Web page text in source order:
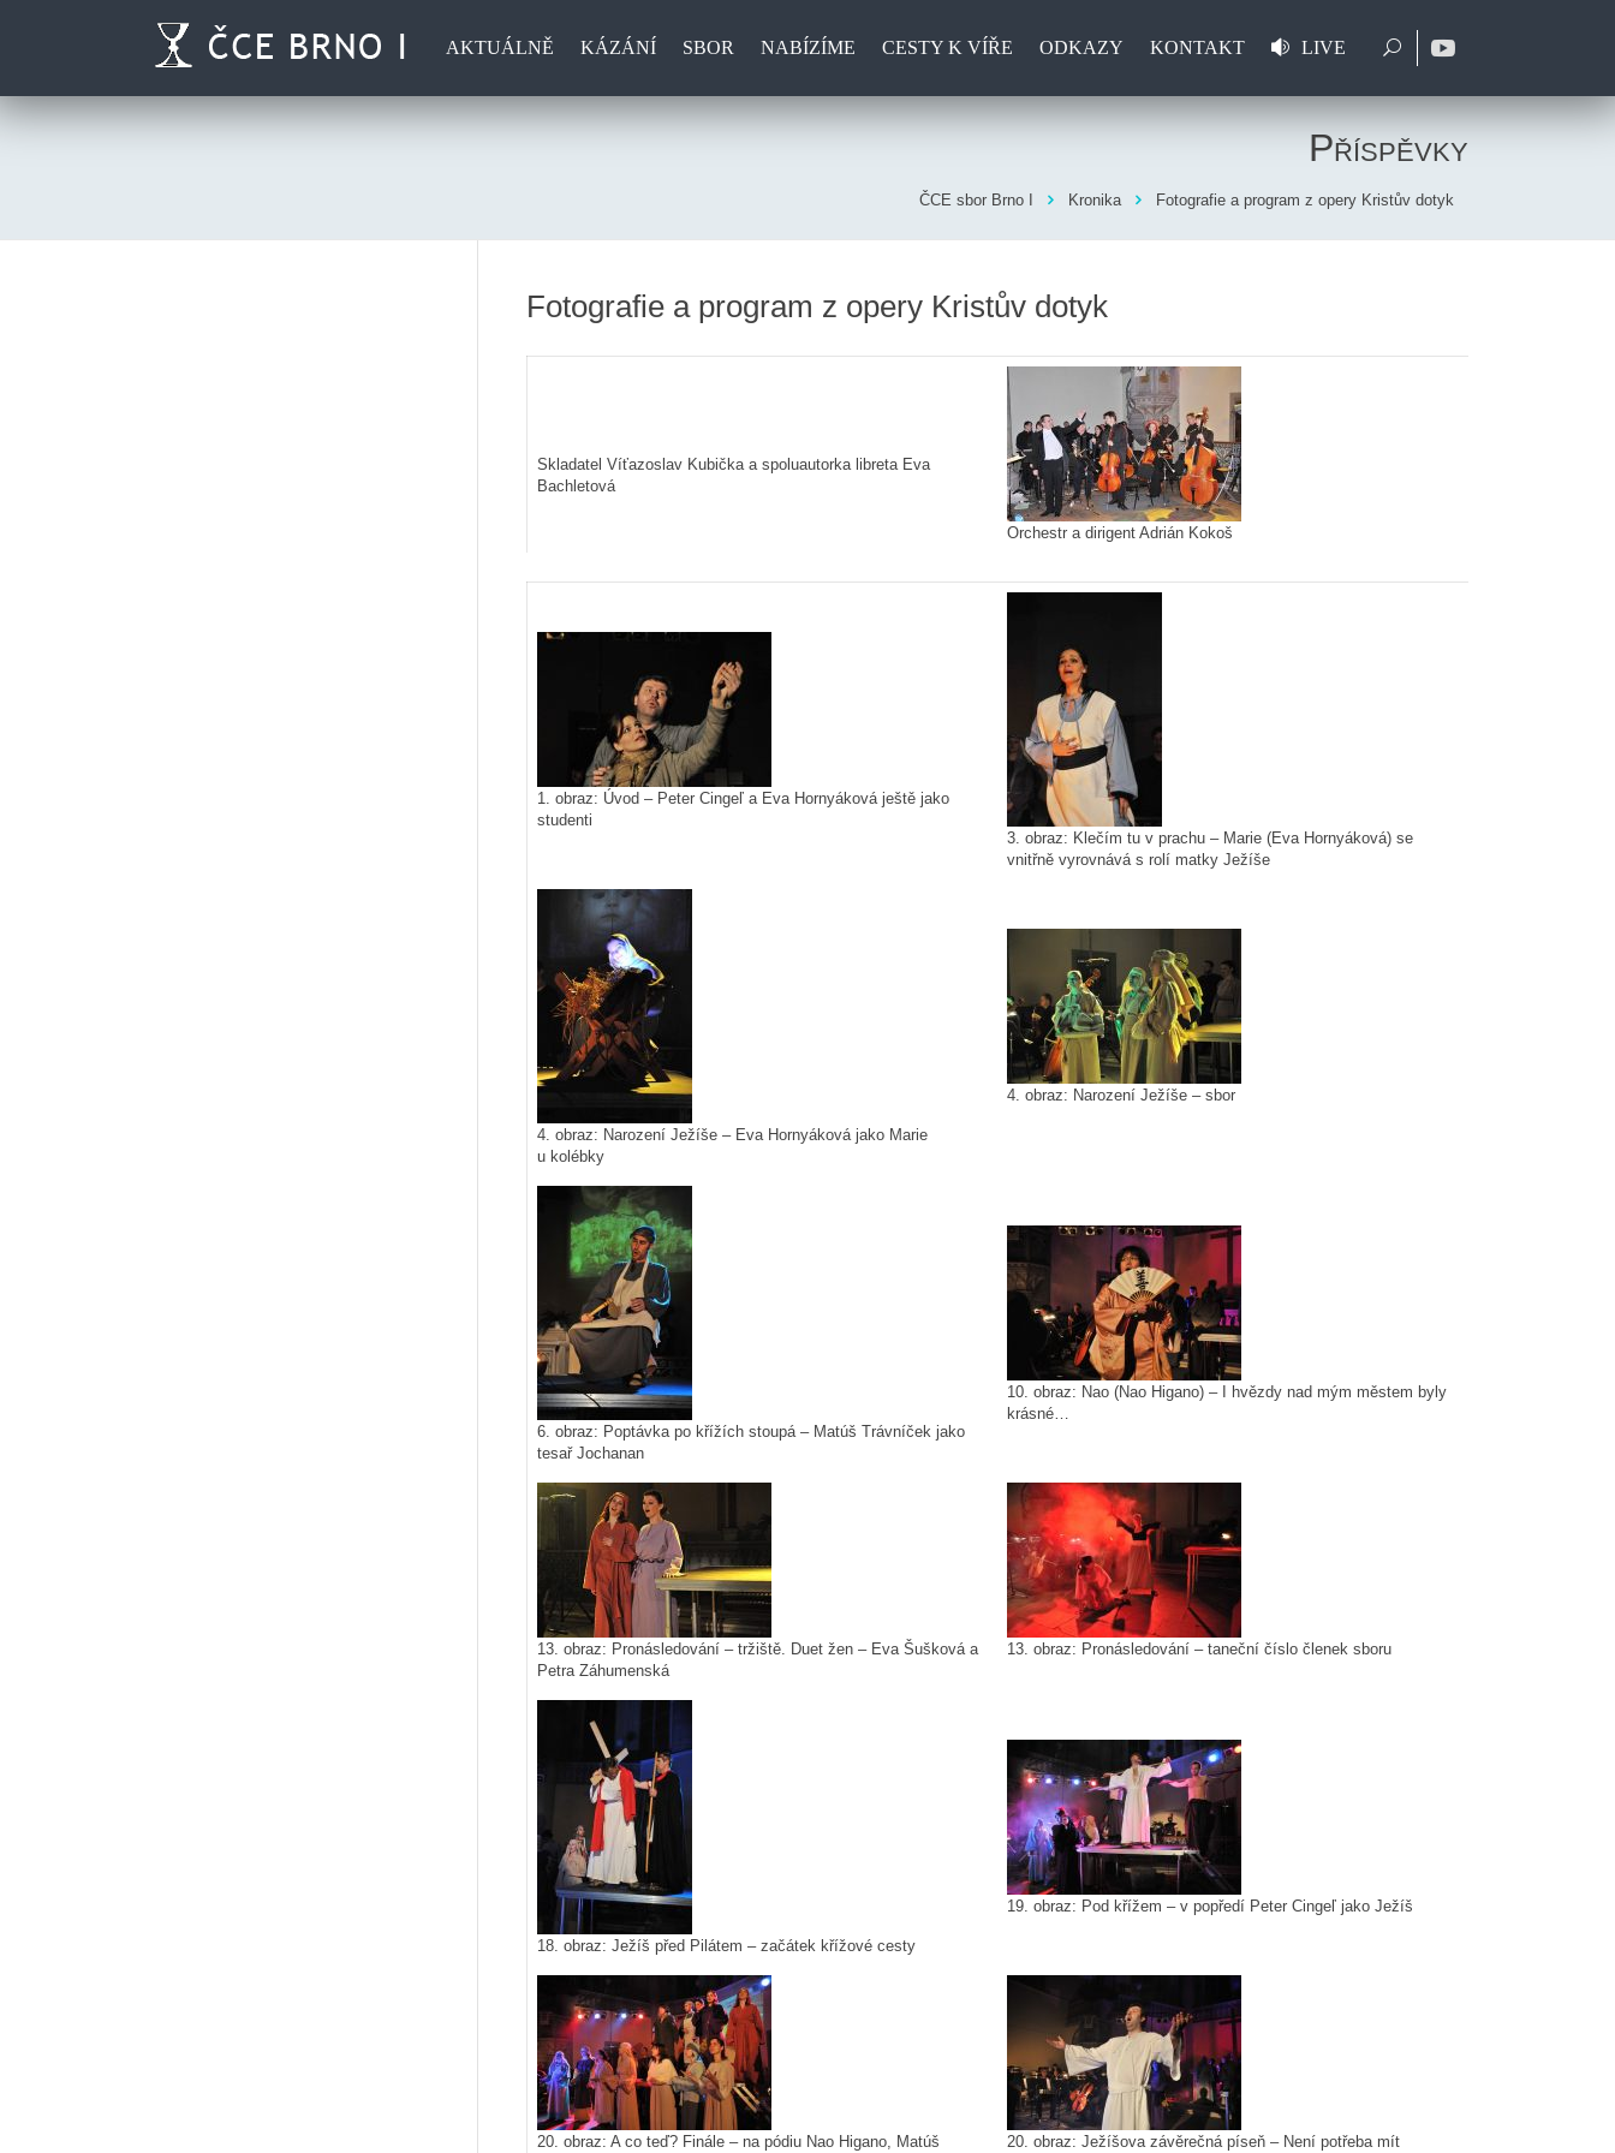
AKTUÁLNĚ KÁZÁNÍ SBOR NABÍZÍME CESTY K VÍŘE ODKAZY KONTAKT LIVE
Příspěvky
ČCE sbor Brno I Kronika Fotografie a program z opery Kristův dotyk
Fotografie a program z opery Kristův dotyk
Skladatel Víťazoslav Kubička a spoluautorka libreta Eva
Bachletová
Orchestr a dirigent Adrián Kokoš
1. obraz: Úvod – Peter Cingeľ a Eva Hornyáková ještě jako
studenti
3. obraz: Klečím tu v prachu – Marie (Eva Hornyáková) se
vnitřně vyrovnává s rolí matky Ježíše
4. obraz: Narození Ježíše – Eva Hornyáková jako Marie
u kolébky
4. obraz: Narození Ježíše – sbor
6. obraz: Poptávka po křížích stoupá – Matúš Trávníček jako
tesař Jochanan
10. obraz: Nao (Nao Higano) – I hvězdy nad mým městem byly
krásné…
13. obraz: Pronásledování – tržiště. Duet žen – Eva Šušková a
Petra Záhumenská
13. obraz: Pronásledování – taneční číslo členek sboru
18. obraz: Ježíš před Pilátem – začátek křížové cesty
19. obraz: Pod křížem – v popředí Peter Cingeľ jako Ježíš
20. obraz: A co teď? Finále – na pódiu Nao Higano, Matúš 20. obraz: Ježíšova závěrečná píseň – Není potřeba mít